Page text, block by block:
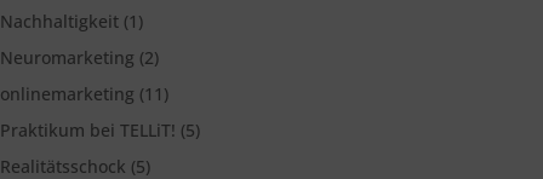
Nachhaltigkeit (1)
Neuromarketing (2)
onlinemarketing (11)
Praktikum bei TELLiT! (5)
Realitätsschock (5)